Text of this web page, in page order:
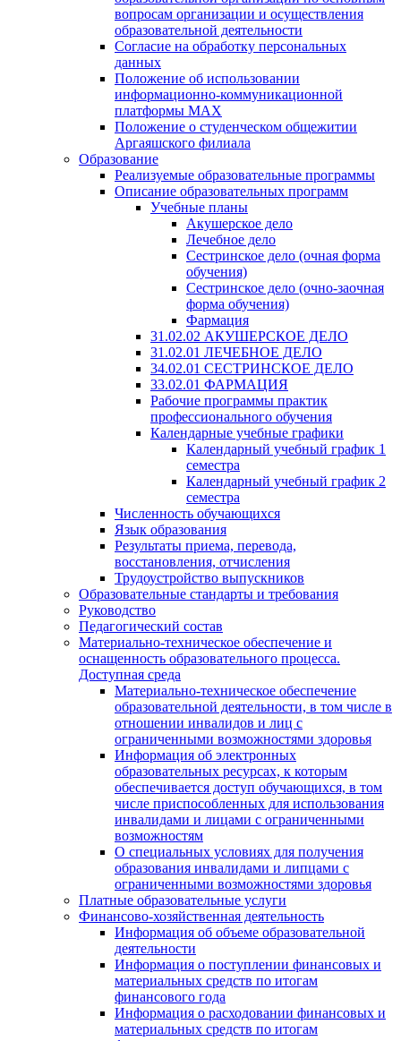
вопросам организации и осуществления
образовательной деятельности
Согласие на обработку персональных
данных
Положение об использовании
информационно-коммуникационной
платформы MAX
Положение о студенческом общежитии
Аргаяшского филиала
Образование
Реализуемые образовательные программы
Описание образовательных программ
Учебные планы
Акушерское дело
Лечебное дело
Сестринское дело (очная форма
обучения)
Сестринское дело (очно-заочная
форма обучения)
Фармация
31.02.02 АКУШЕРСКОЕ ДЕЛО
31.02.01 ЛЕЧЕБНОЕ ДЕЛО
34.02.01 СЕСТРИНСКОЕ ДЕЛО
33.02.01 ФАРМАЦИЯ
Рабочие программы практик
профессионального обучения
Календарные учебные графики
Календарный учебный график 1
семестра
Календарный учебный график 2
семестра
Численность обучающихся
Язык образования
Результаты приема, перевода,
восстановления, отчисления
Трудоустройство выпускников
Образовательные стандарты и требования
Руководство
Педагогический состав
Материально-техническое обеспечение и
оснащенность образовательного процесса.
Доступная среда
Материально-техническое обеспечение
образовательной деятельности, в том числе в
отношении инвалидов и лиц с
ограниченными возможностями здоровья
Информация об электронных
образовательных ресурсах, к которым
обеспечивается доступ обучающихся, в том
числе приспособленных для использования
инвалидами и лицами с ограниченными
возможностям
О специальных условиях для получения
образования инвалидами и липцами с
ограниченными возможностями здоровья
Платные образовательные услуги
Финансово-хозяйственная деятельность
Информация об объеме образовательной
деятельности
Информация о поступлении финансовых и
материальных средств по итогам
финансового года
Информация о расходовании финансовых и
материальных средств по итогам